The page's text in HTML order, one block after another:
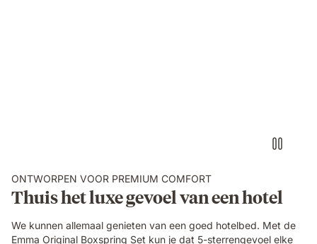
ONTWORPEN VOOR PREMIUM COMFORT
Thuis het luxe gevoel van een hotel
We kunnen allemaal genieten van een goed hotelbed. Met de
Emma Original Boxspring Set kun je dat 5-sterrengevoel elke